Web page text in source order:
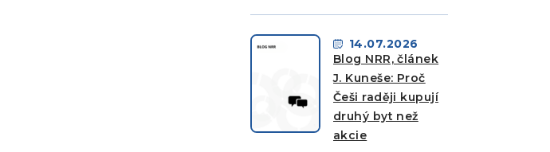
14.07.2026
Blog NRR, článek
J. Kuneše: Proč
Češi raději kupují
druhý byt než
akcie